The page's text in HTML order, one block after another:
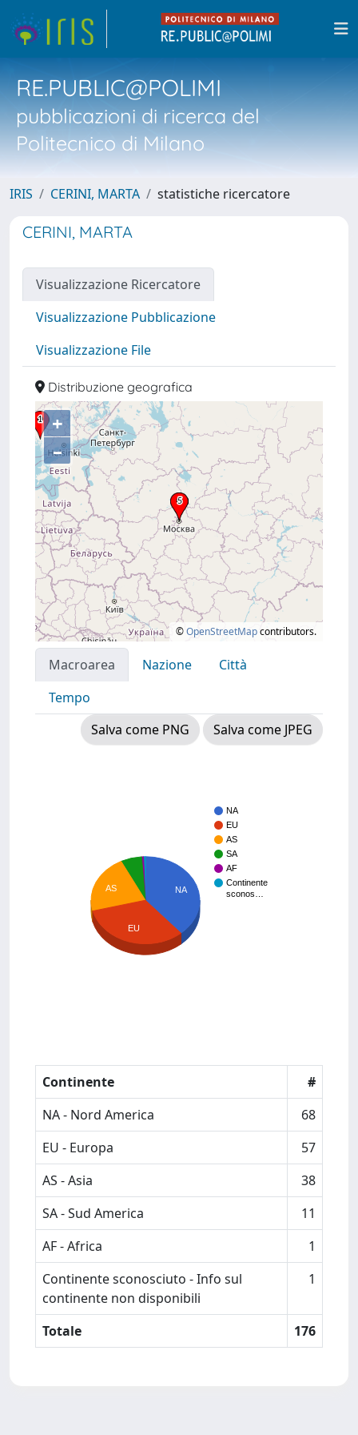
RE.PUBLIC@POLIMI
pubblicazioni di ricerca del
Politecnico di Milano
IRIS CERINI, MARTA statistiche ricercatore
CERINI, MARTA
Visualizzazione Ricercatore
Visualizzazione Pubblicazione
Visualizzazione File
Distribuzione geografica
+
–
©OpenStreetMapcontributors.
Macroarea Nazione
Città
Tempo
Salva come PNG
Salva come JPEG
NA
EU
AS
SA
AF
Continente
sconos…
NA
AS
EU
Continente
#
NA - Nord America
68
EU - Europa
57
AS - Asia
38
SA - Sud America
11
AF - Africa
1
Continente sconosciuto - Info sul
continente non disponibili
1
Totale 176